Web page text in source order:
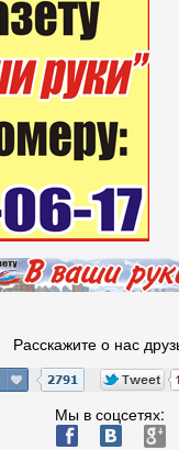
Расскажите о нас
Мы в соцсетях:
ä æ è